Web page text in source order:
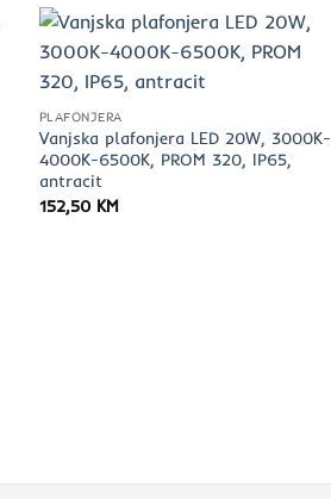
PLAFONJERA
Vanjska plafonjera LED 20W, 3000K-
4000K-6500K, PROM 320, IP65,
antracit
152,50 KM